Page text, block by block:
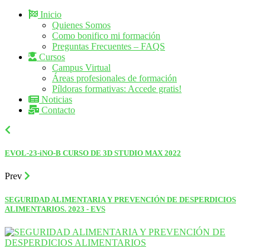
Inicio
Quienes Somos
Como bonifico mi formación
Preguntas Frecuentes – FAQS
Cursos
Campus Virtual
Áreas profesionales de formación
Píldoras formativas: Accede gratis!
Noticias
Contacto
EVOL-23-iNO-B CURSO DE 3D STUDIO MAX 2022
Prev
SEGURIDAD ALIMENTARIA Y PREVENCIÓN DE DESPERDICIOS
ALIMENTARIOS. 2023 - EVS